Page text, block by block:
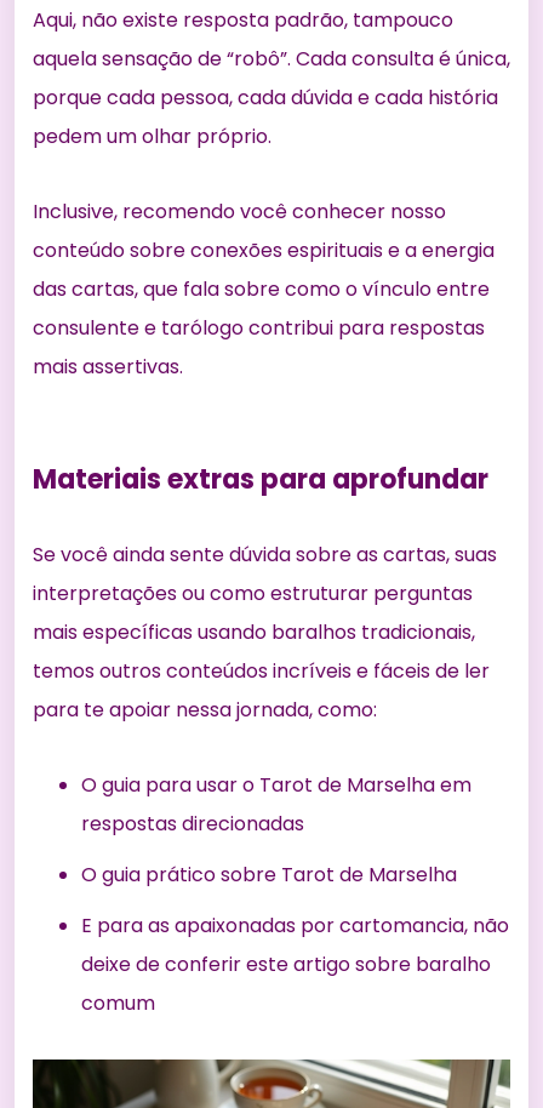
Aqui, não existe resposta padrão, tampouco
aquela sensação de “robô”. Cada consulta é única,
porque cada pessoa, cada dúvida e cada história
pedem um olhar próprio.
Inclusive, recomendo você conhecer nosso
conteúdo sobreconexões espirituais e a energia
das cartas, que fala sobre como o vínculo entre
consulente e tarólogo contribui para respostas
mais assertivas.
Materiais extras para aprofundar
Se você ainda sente dúvida sobre as cartas, suas
interpretações ou como estruturar perguntas
mais específicas usando baralhos tradicionais,
temos outros conteúdos incríveis e fáceis de ler
para te apoiar nessa jornada, como:
Oguia para usar o Tarot de Marselha em
respostas direcionadas
Oguia prático sobre Tarot de Marselha
E para as apaixonadas por cartomancia, não
deixe de conferireste artigo sobre baralho
comum